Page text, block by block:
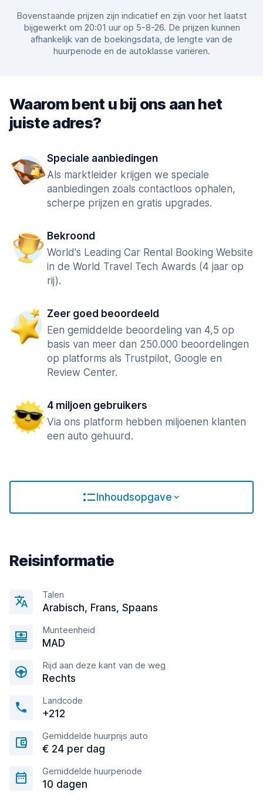
Bovenstaande prijzen zijn indicatief en zijn voor het laatst
bijgewerkt om 20:01 uur op 5-8-26. De prijzen kunnen
afhankelijk van de boekingsdata, de lengte van de
huurperiode en de autoklasse variëren.
Waarom bent u bij ons aan het
juiste adres?
Speciale aanbiedingen
Als marktleider krijgen we speciale
aanbiedingen zoals contactloos ophalen,
scherpe prijzen en gratis upgrades.
Bekroond
World's Leading Car Rental Booking Website
in de World Travel Tech Awards (4 jaar op
rij).
Zeer goed beoordeeld
Een gemiddelde beoordeling van 4,5 op
basis van meer dan 250.000 beoordelingen
op platforms als Trustpilot, Google en
Review Center.
4 miljoen gebruikers
Via ons platform hebben miljoenen klanten
een auto gehuurd.
Inhoudsopgave
Reisinformatie
Talen
Arabisch, Frans, Spaans
Munteenheid
MAD
Rijd aan deze kant van de weg
Rechts
Landcode
+212
Gemiddelde huurprijs auto
€ 24 per dag
Gemiddelde huurperiode
10 dagen